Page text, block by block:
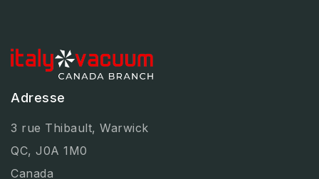
Adresse
3 rue Thibault, Warwick
QC, J0A 1M0
Canada